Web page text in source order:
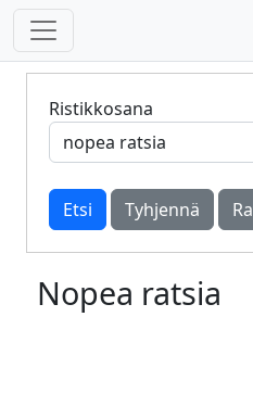
Ristikkosana
Tyhjennä
Nopea ratsia